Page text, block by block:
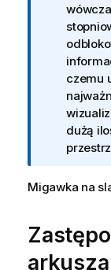
o
r
m
a
c
j
a
czemu
dużą
Migawka na